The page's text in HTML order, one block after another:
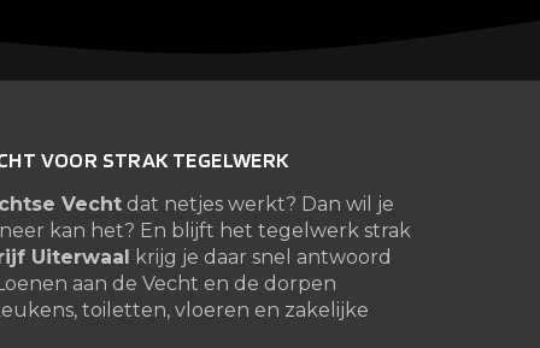
VOOR STRAK TEGELWERK
Vechtdat netjes werkt? Dan wil je
kan het? En blijft het tegelwerk strak
Uiterwaal krijg je daar snel antwoord
aan de Vecht en de dorpen
toiletten, vloeren en zakelijke